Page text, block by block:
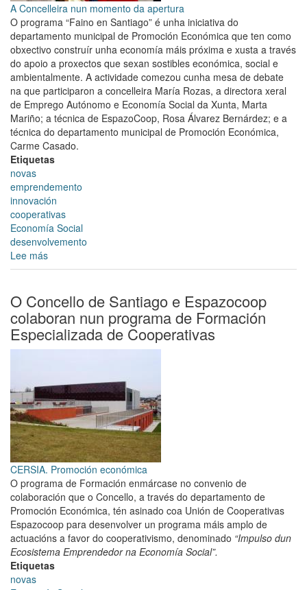
A Concelleira nun momento da apertura
O programa “Faino en Santiago” é unha iniciativa do
departamento municipal de Promoción Económica que ten como
obxectivo construír unha economía máis próxima e xusta a través
do apoio a proxectos que sexan sostibles económica, social e
ambientalmente. A actividade comezou cunha mesa de debate
na que participaron a concelleira María Rozas, a directora xeral
de Emprego Autónomo e Economía Social da Xunta, Marta
Mariño; a técnica de EspazoCoop, Rosa Álvarez Bernárdez; e a
técnica do departamento municipal de Promoción Económica,
Carme Casado.
Etiquetas
novas
emprendemento
innovación
cooperativas
Economía Social
desenvolvemento
Lee más
María
reivindica
o
“emprendemento
sostible
e
na
apertura
do
programa
Faino
en
Santiago
O Concello de Santiago e Espazocoop
colaboran nun programa de Formación
Especializada de Cooperativas
CERSIA. Promoción económica
O programa de Formación enmárcase no convenio de
colaboración que o Concello, a través do departamento de
Promoción Económica, tén asinado coa Unión de Cooperativas
Espazocoop para desenvolver un programa máis amplo de
actuacións a favor do cooperativismo, denominado “Impulso dun
Ecosistema Emprendedor na Economía Social”.
Etiquetas
novas